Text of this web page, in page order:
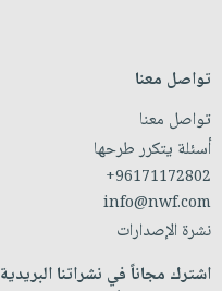
تواصل معنا
تواصل معنا
أسئلة يتكرر طرحها
+96171172802
info@nwf.com
نشرة الإصدارات
اشترك مجاناً في نشراتنا البريدية